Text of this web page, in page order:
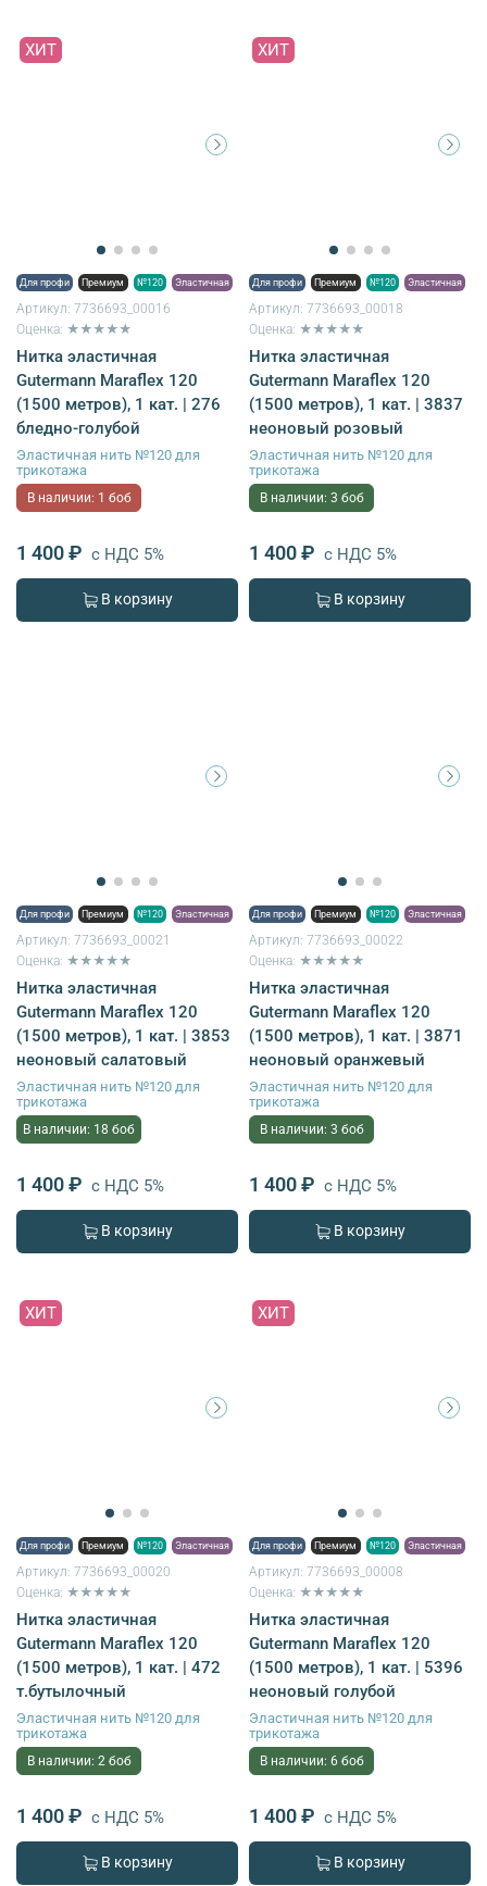
ХИТ
Для профи Премиум №120 Эластичная
Артикул: 7736693_00016
Оценка: ★★★★★
Нитка эластичная
Gutermann Maraflex 120
(1500 метров), 1 кат. | 276
бледно-голубой
Эластичная нить №120 для
трикотажа
В наличии: 1 боб
1 400 ₽ с НДС 5%
В корзину
ХИТ
Для профи Премиум №120 Эластичная
Артикул: 7736693_00018
Оценка: ★★★★★
Нитка эластичная
Gutermann Maraflex 120
(1500 метров), 1 кат. | 3837
неоновый розовый
Эластичная нить №120 для
трикотажа
В наличии: 3 боб
1 400 ₽ с НДС 5%
В корзину
Для профи Премиум №120 Эластичная
Артикул: 7736693_00021
Оценка: ★★★★★
Нитка эластичная
Gutermann Maraflex 120
(1500 метров), 1 кат. | 3853
неоновый салатовый
Эластичная нить №120 для
трикотажа
В наличии: 18 боб
1 400 ₽ с НДС 5%
В корзину
Для профи Премиум №120 Эластичная
Артикул: 7736693_00022
Оценка: ★★★★★
Нитка эластичная
Gutermann Maraflex 120
(1500 метров), 1 кат. | 3871
неоновый оранжевый
Эластичная нить №120 для
трикотажа
В наличии: 3 боб
1 400 ₽ с НДС 5%
В корзину
ХИТ
Для профи Премиум №120 Эластичная
Артикул: 7736693_00020
Оценка: ★★★★★
Нитка эластичная
Gutermann Maraflex 120
(1500 метров), 1 кат. | 472
т.бутылочный
Эластичная нить №120 для
трикотажа
В наличии: 2 боб
1 400 ₽ с НДС 5%
В корзину
ХИТ
Для профи Премиум №120 Эластичная
Артикул: 7736693_00008
Оценка: ★★★★★
Нитка эластичная
Gutermann Maraflex 120
(1500 метров), 1 кат. | 5396
неоновый голубой
Эластичная нить №120 для
трикотажа
В наличии: 6 боб
1 400 ₽ с НДС 5%
В корзину